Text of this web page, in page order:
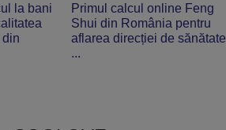
la bani
Primul calcul online Feng
Shui din România pentru
aflarea direcției de sănătate
...